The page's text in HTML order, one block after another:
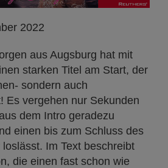
2022
aus Augsburg hat mit
starken Titel am Start, der
sondern auch
Es vergehen nur Sekunden
dem Intro geradezu
einen bis zum Schluss des
Im Text beschreibt
die einen fast schon wie